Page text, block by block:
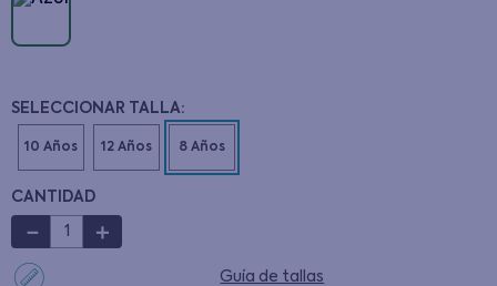
CANTIDAD
＋
－
Guía de tallas